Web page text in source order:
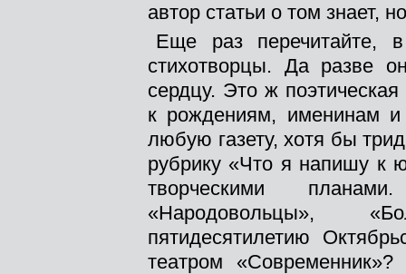
автор статьи о том знает,
Еще раз перечитайте,
стихотворцы. Да разве
сердцу. Это ж
к рождениям, именинам и
любую газету, хотя бы
рубрику «Что я напишу к
творческими
«Народовольцы»,
пятидесятилетию
театром